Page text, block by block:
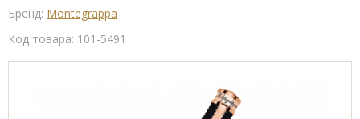
Бренд: Montegrappa
Код товара: 101-5491